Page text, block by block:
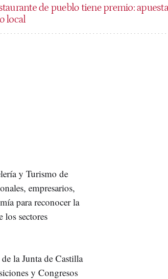
de pueblo tiene premio: apuesta
local
y Turismo de
empresarios,
para reconocer la
los sectores
la Junta de Castilla
y Congresos